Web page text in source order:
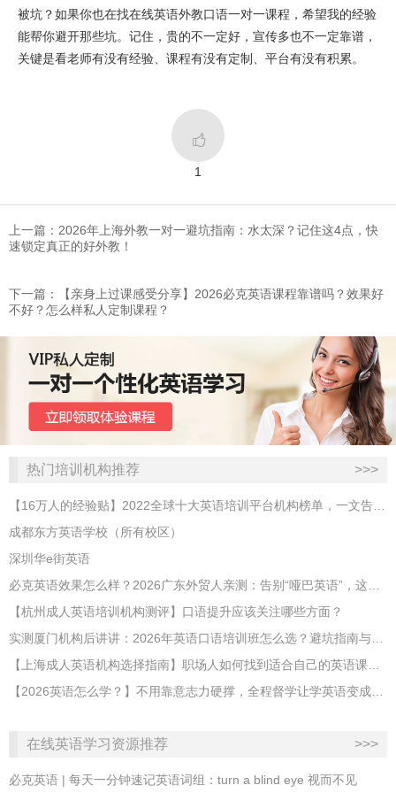
被坑？如果你也在找在线英语外教口语一对一课程，希望我的经验
能帮你避开那些坑。记住，贵的不一定好，宣传多也不一定靠谱，
关键是看老师有没有经验、课程有没有定制、平台有没有积累。

1
上一篇：2026年上海外教一对一避坑指南：水太深？记住这4点，快
速锁定真正的好外教！
下一篇：【亲身上过课感受分享】2026必克英语课程靠谱吗？效果好
不好？怎么样私人定制课程？
热门培训机构推荐 >>>
【16万人的经验贴】2022全球十大英语培训平台机构榜单，一文告诉你
成都东方英语学校（所有校区）
深圳华e街英语
必克英语效果怎么样？2026广东外贸人亲测：告别“哑巴英语”，这才是成年人最高效的自救指南！
【杭州成人英语培训机构测评】口语提升应该关注哪些方面？
实测厦门机构后讲讲：2026年英语口语培训班怎么选？避坑指南与高效学习新范式
【上海成人英语机构选择指南】职场人如何找到适合自己的英语课程？
【2026英语怎么学？】不用靠意志力硬撑，全程督学让学英语变成日常习惯
在线英语学习资源推荐 >>>
必克英语 | 每天一分钟速记英语词组：turn a blind eye 视而不见